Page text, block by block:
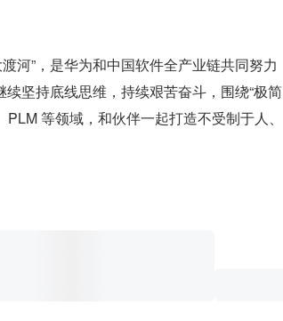
河”，是华为和中国软件全产业链共同努力
坚持底线思维，持续艰苦奋斗，围绕“极简
等领域，和伙伴一起打造不受制于人、